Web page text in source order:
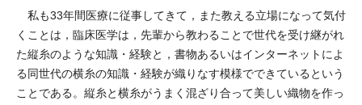
私も33年間医療に従事してきて，また教える立場になって気付
くことは，臨床医学は，先輩から教わることで世代を受け継がれ
た縦糸のような知識・経験と，書物あるいはインターネットによ
る同世代の横糸の知識・経験が織りなす模様でできているという
ことである。縦糸と横糸がうまく混ざり合って美しい織物を作っ